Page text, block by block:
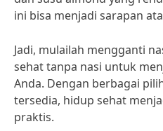
ini bisa menjadi sarapan
Jadi, mulailah mengganti
sehat tanpa nasi untuk
Anda. Dengan berbagai
tersedia, hidup sehat
praktis.